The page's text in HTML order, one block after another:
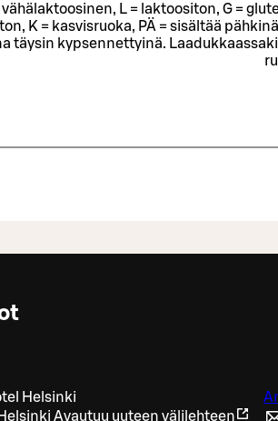
vähälaktoosinen, L = laktoositon, G =
K = kasvisruoka, PÄ = sisältää
täysin kypsennettyinä.
Helsinki
Helsinki Avautuu uuteen välilehteen